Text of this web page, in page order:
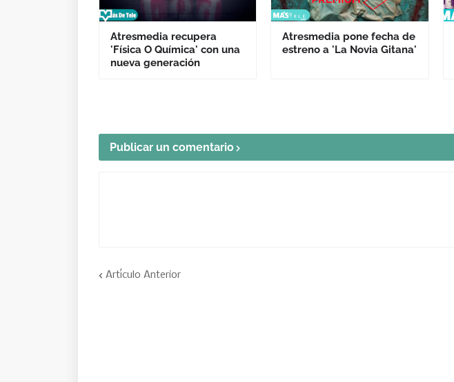
Atresmedia recupera
'Física O Química' con una
nueva generación
Atresmedia pone fecha de
estreno a 'La Novia Gitana'
Publicar un comentario
Artículo Anterior